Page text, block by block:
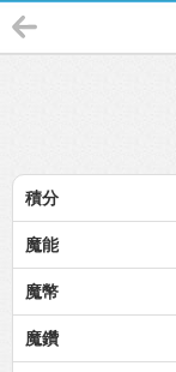
積分
魔能
魔幣
魔鑽